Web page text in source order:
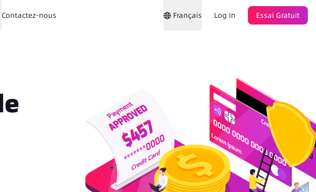
Contactez-nous Français Log In Essai Gratuit